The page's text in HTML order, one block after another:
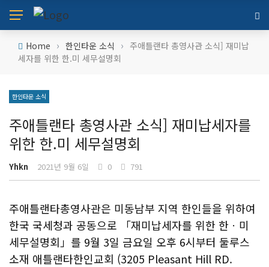
Home › 한인타운 소식 › 주애틀랜타 총영사관 소식] 재미납
세자를 위한 한.미 세무설명회
한인타운 소식
주애틀랜타 총영사관 소식] 재미납세자를
위한 한.미 세무설명회
Yhkn 2021년 9월 6일 0 791
주애틀랜타총영사관은 미동남부 지역 한인들을 위하여
한국 국세청과 공동으로 「재미납세자를 위한 한ㆍ미
세무설명회」를 9월 3일 금요일 오후 6시부터 둘루스
소재 애틀랜타한인교회 (3205 Pleasant Hill RD.